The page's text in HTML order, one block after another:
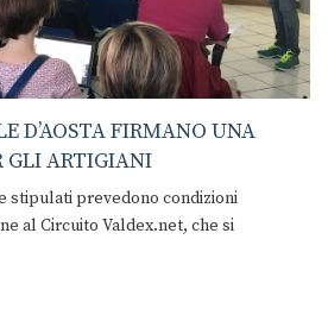
D’AOSTA FIRMANO UNA
GLI ARTIGIANI
stipulati prevedono condizioni
al Circuito Valdex.net, che si